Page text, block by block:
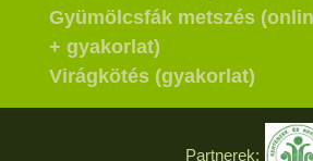
Gyümölcsfák metszés
+ gyakorlat)
Virágkötés (gyakorlat)
Partnerek: